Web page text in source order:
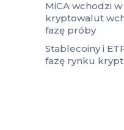
MiCA wchodzi
kryptowalut
fazę próby
Stablecoiny i
fazę rynku